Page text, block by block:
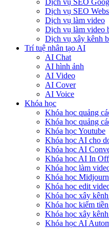
Dịch vụ SEO
Dịch vụ SEO
Dịch vụ làm video
Dịch vụ làm video
Dịch vụ xây kênh
Trí tuệ nhân tạo AI
AI Chat
AI hình ảnh
AI Video
AI Cover
AI Voice
Khóa học
Khóa học quảng
Khóa học quảng
Khóa học Youtube
Khóa học AI cho
Khóa học AI
Khóa học AI In
Khóa học làm
Khóa học
Khóa học edit
Khóa học xây
Khóa học kiếm
Khóa học xây
Khóa học AI